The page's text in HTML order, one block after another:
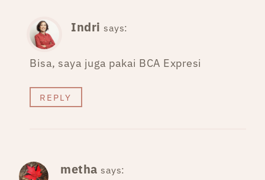
Indri says:
Bisa, saya juga pakai BCA Expresi
REPLY
metha says: